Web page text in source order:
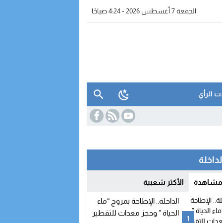
الجمعة 7 أغسطس 2026 - 4:24 صباحًا
الرأي
بالفنيدق
مشاهدة الأكثر شعبية
1
الداخلة.. الإطاحة بمروج “ماء
الحياة ” وحجز معدات للتقطير